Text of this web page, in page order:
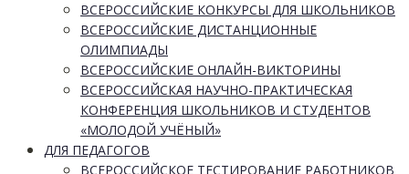
ВСЕРОССИЙСКИЕ КОНКУРСЫ ДЛЯ ШКОЛЬНИКОВ
ВСЕРОССИЙСКИЕ ДИСТАНЦИОННЫЕ
ОЛИМПИАДЫ
ВСЕРОССИЙСКИЕ ОНЛАЙН-ВИКТОРИНЫ
ВСЕРОССИЙСКАЯ НАУЧНО-ПРАКТИЧЕСКАЯ
КОНФЕРЕНЦИЯ ШКОЛЬНИКОВ И СТУДЕНТОВ
«МОЛОДОЙ УЧЁНЫЙ»
ДЛЯ ПЕДАГОГОВ
ВСЕРОССИЙСКОЕ ТЕСТИРОВАНИЕ РАБОТНИКОВ